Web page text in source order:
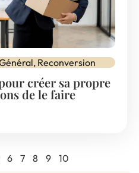
, Reconversion
créer sa propre
de le faire
6 7 8 9 10